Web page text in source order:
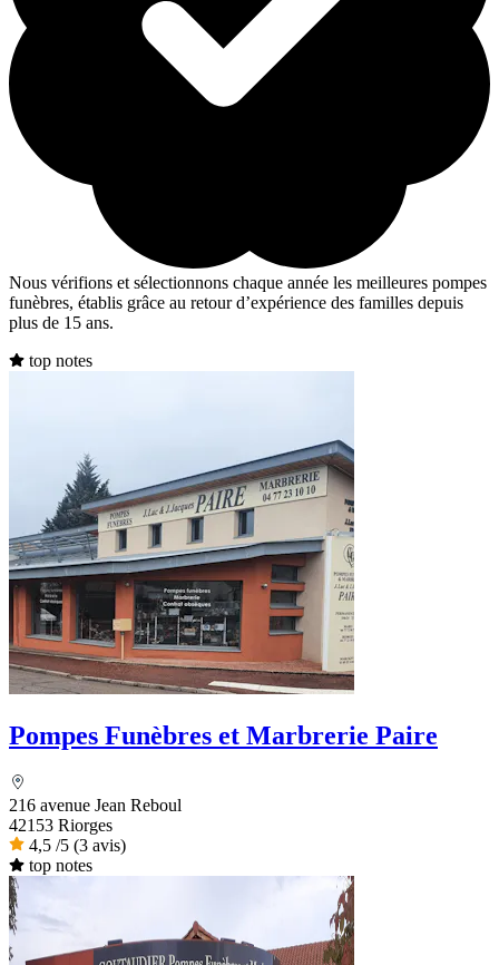
Nous vérifions et sélectionnons chaque année les meilleures pompes
funèbres, établis grâce au retour d’expérience des familles depuis
plus de 15 ans.
top notes
Pompes Funèbres et Marbrerie Paire
216 avenue Jean Reboul
42153 Riorges
4,5 /5 (3 avis)
top notes